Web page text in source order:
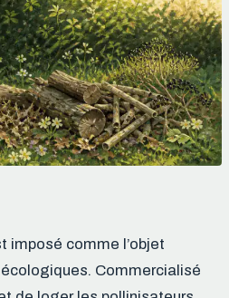
imposé comme l’objet
Commercialisé